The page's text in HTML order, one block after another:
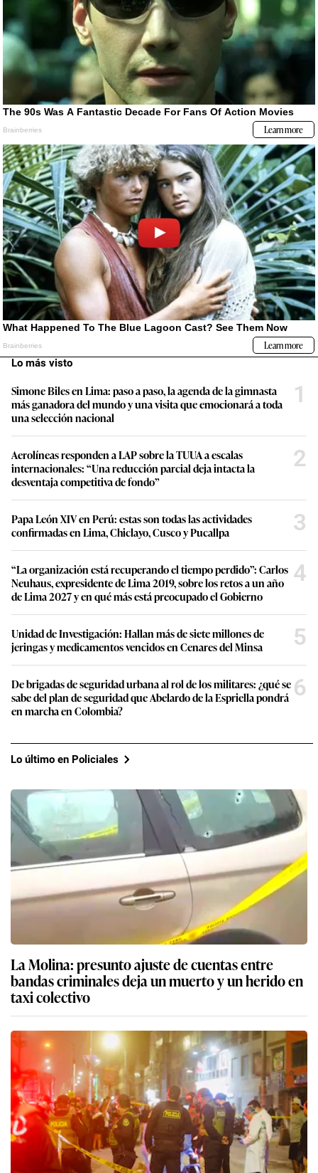
Lo más visto
Simone Biles en Lima: paso a paso, la agenda de la gimnasta
más ganadora del mundo y una visita que emocionará a toda
una selección nacional
1
Aerolíneas responden a LAP sobre la TUUA a escalas
internacionales: “Una reducción parcial deja intacta la
desventaja competitiva de fondo”
2
Papa León XIV en Perú: estas son todas las actividades
confirmadas en Lima, Chiclayo, Cusco y Pucallpa
3
“La organización está recuperando el tiempo perdido”: Carlos
Neuhaus, expresidente de Lima 2019, sobre los retos a un año
de Lima 2027 y en qué más está preocupado el Gobierno
4
Unidad de Investigación: Hallan más de siete millones de
jeringas y medicamentos vencidos en Cenares del Minsa
5
De brigadas de seguridad urbana al rol de los militares: ¿qué se
sabe del plan de seguridad que Abelardo de la Espriella pondrá
en marcha en Colombia?
6
Lo último en Policiales
La Molina: presunto ajuste de cuentas entre
bandas criminales deja un muerto y un herido en
taxi colectivo